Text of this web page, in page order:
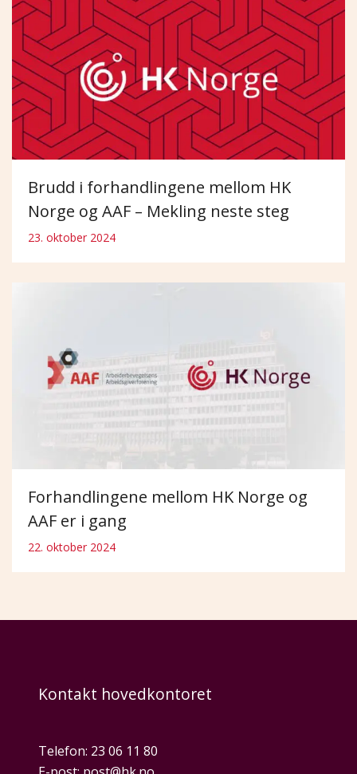
Brudd i forhandlingene mellom HK
Norge og AAF – Mekling neste steg
23. oktober 2024
Forhandlingene mellom HK Norge og
AAF er i gang
22. oktober 2024
Kontakt hovedkontoret
Telefon: 23 06 11 80